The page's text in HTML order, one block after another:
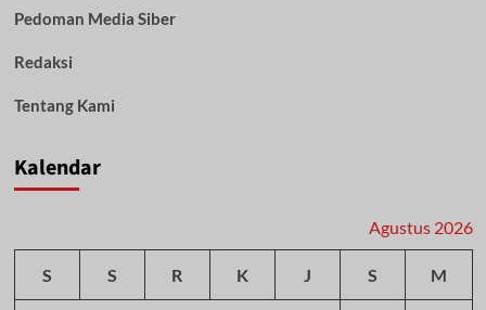
Perpecahan,
Pedoman Media Siber
Redaksi
Tentang Kami
Kalendar
Agustus 2026
S S R K J S M